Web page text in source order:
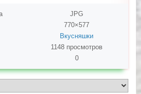
JPG
770×577
Вкусняшки
1148 просмотров
0